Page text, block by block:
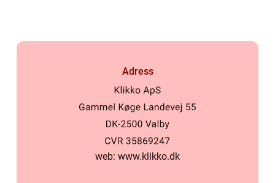
Adress
web: www.klikko.dk